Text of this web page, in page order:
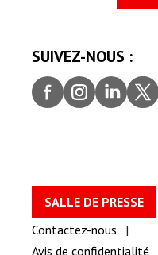
SUIVEZ-NOUS :
Faceb
ook
Insta
gram
Linke
dIn
Twitt
er
SALLE DE PRESSE
Contactez-nous
Avis de confidentialité